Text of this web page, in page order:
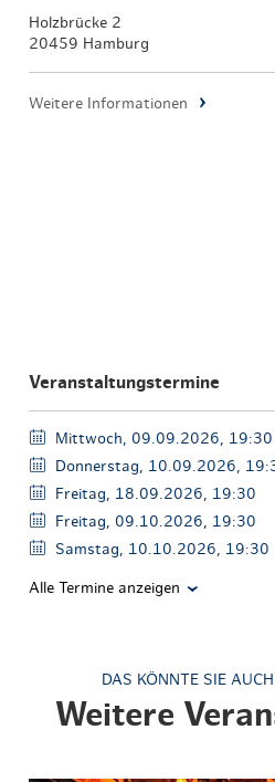
Holzbrücke 2
20459 Hamburg
Weitere Informationen
Veranstaltungstermine
Mittwoch, 09.09.2026, 19:30
Donnerstag, 10.09.2026,
Freitag, 18.09.2026, 19:30
Freitag, 09.10.2026, 19:30
Samstag, 10.10.2026, 19:30
Alle Termine anzeigen
DAS KÖNNTE SIE
Weitere